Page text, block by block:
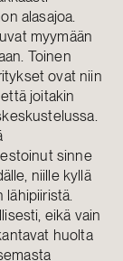
alasajoa.
myymään
Toinen
ovat niin
joitakin
sinne
niille kyllä
lähipiiristä.
eikä vain
huolta